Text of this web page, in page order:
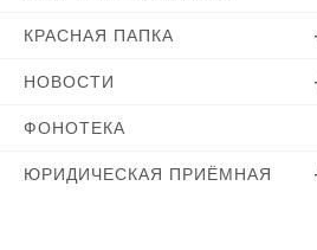
КРАСНАЯ ПАПКА
НОВОСТИ
ФОНОТЕКА
ЮРИДИЧЕСКАЯ ПРИЁМНАЯ